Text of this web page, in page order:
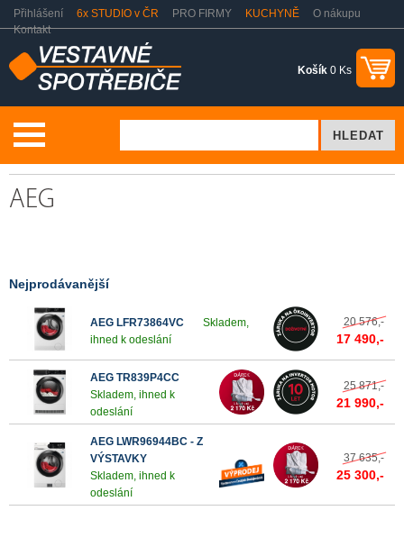
Přihlášení 6x STUDIO v ČR PRO FIRMY KUCHYNĚ
O nákupu
Kontakt
Košík 0 Ks
AEG
Nejprodávanější
AEG LFR73864VC
Skladem,
ihned k odeslání
20 576,-
17 490,-
AEG TR839P4CC
Skladem, ihned k
odeslání
25 871,-
21 990,-
AEG LWR96944BC - Z
VÝSTAVKY
Skladem, ihned k
odeslání
37 635,-
25 300,-